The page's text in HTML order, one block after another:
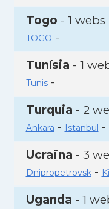
Togo - 1 webs
TOGO -
Tunísia - 1
Tunis-
Turquia - 2
Ankara - Istanbul -
Ucraïna - 3
Dnipropetrovsk-
Uganda - 1